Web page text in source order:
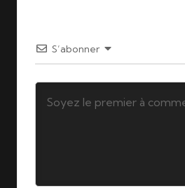
S’abonner